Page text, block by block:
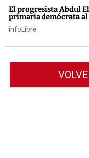
El progresista Abdul
primaria demócrata al
infoLibre